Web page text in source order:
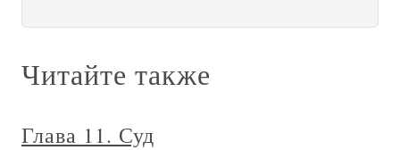
Читайте также
Глава 11. Суд